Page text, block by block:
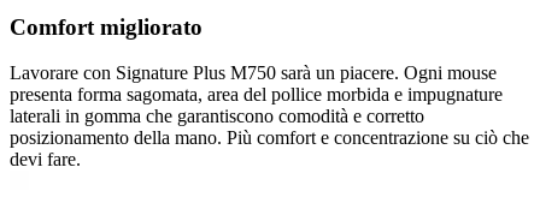
Comfort migliorato
Lavorare con Signature Plus M750 sarà un piacere. Ogni mouse
presenta forma sagomata, area del pollice morbida e impugnature
laterali in gomma che garantiscono comodità e corretto
posizionamento della mano. Più comfort e concentrazione su ciò che
devi fare.